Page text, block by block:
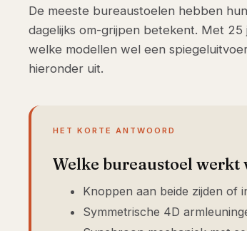
De meeste bureaustoelen hebben
dagelijks om-grijpen betekent. Met
welke modellen wel een
hieronder uit.
HET KORTE ANTWOORD
Welke bureaustoel
Knoppen aan beide zijden of
Symmetrische 4D